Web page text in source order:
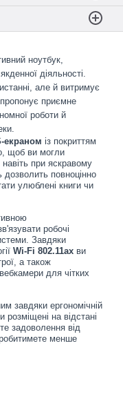
ноутбук,
діяльності.
але й витримує
приємне
роботи й
екраном із покриттям
щоб ви могли
при яскравому
дозволить повноцінно
улюблені книги чи
робочі
Завдяки
Wi-Fi 802.11ax ви
а також
для чітких
завдяки ергономічній
розміщені на відстані
задоволення від
менше